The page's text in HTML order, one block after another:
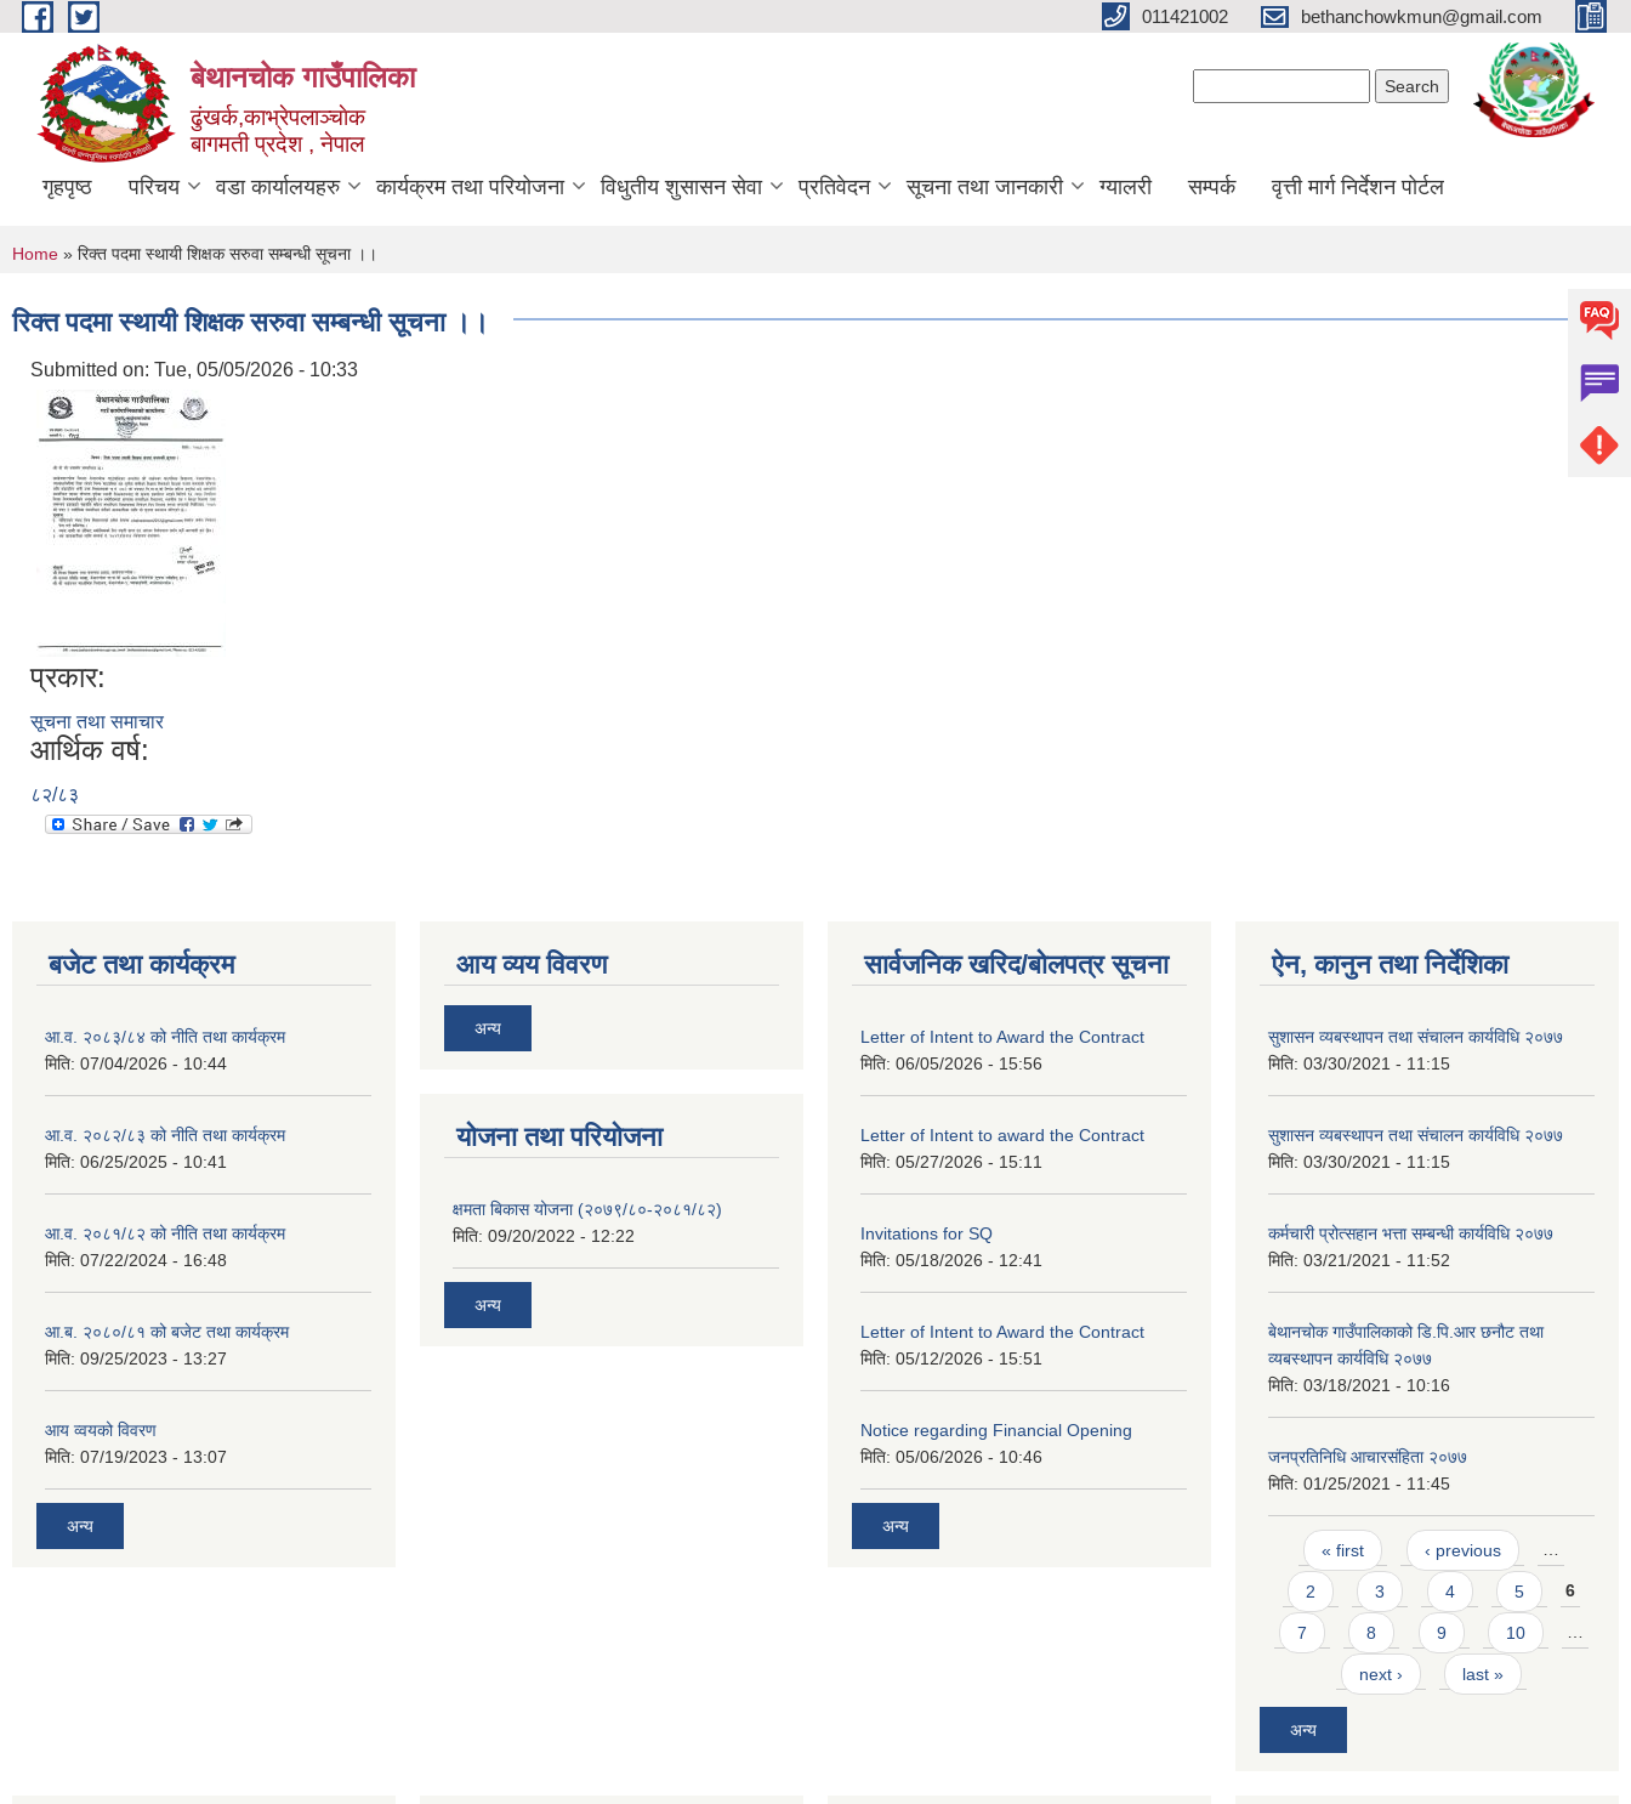
Skip to main content 011421002 bethanchowkmun@gmail.com
बेथानचोक गाउँपालिका
ढुंखर्क,काभ्रेपलाञ्चाेक
बागमती प्रदेश , नेपाल
गृहपृष्ठ परिचय वडा कार्यालयहरु कार्यक्रम तथा परियोजना विधुतीय शुसासन सेवा प्रतिवेदन सूचना तथा जानकारी ग्यालरी सम्पर्क वृत्ती मार्ग निर्देशन पोर्टल
You are here
Home » रिक्त पदमा स्थायी शिक्षक सरुवा सम्बन्धी सूचना ।।
रिक्त पदमा स्थायी शिक्षक सरुवा सम्बन्धी सूचना ।।
Submitted on: Tue, 05/05/2026 - 10:33
प्रकार:
सूचना तथा समाचार
आर्थिक वर्ष:
८२/८३
बजेट तथा कार्यक्रम
आ.व. २०८३/८४ को नीति तथा कार्यक्रम
मिति: 07/04/2026 - 10:44
आ.व. २०८२/८३ को नीति तथा कार्यक्रम
मिति: 06/25/2025 - 10:41
आ.व. २०८१/८२ को नीति तथा कार्यक्रम
मिति: 07/22/2024 - 16:48
आ.ब. २०८०/८१ को बजेट तथा कार्यक्रम
मिति: 09/25/2023 - 13:27
आय व्वयको विवरण
मिति: 07/19/2023 - 13:07
अन्य
आय व्यय विवरण
अन्य
याेजना तथा परियाेजना
क्षमता बिकास योजना (२०७९/८०-२०८१/८२)
मिति: 09/20/2022 - 12:22
अन्य
सार्वजनिक खरिद/बोलपत्र सूचना
Letter of Intent to Award the Contract
मिति: 06/05/2026 - 15:56
Letter of Intent to award the Contract
मिति: 05/27/2026 - 15:11
Invitations for SQ
मिति: 05/18/2026 - 12:41
Letter of Intent to Award the Contract
मिति: 05/12/2026 - 15:51
Notice regarding Financial Opening
मिति: 05/06/2026 - 10:46
अन्य
ऐन, कानुन तथा निर्देशिका
सुशासन व्यबस्थापन तथा संचालन कार्यविधि २०७७
मिति: 03/30/2021 - 11:15
सुशासन व्यबस्थापन तथा संचालन कार्यविधि २०७७
मिति: 03/30/2021 - 11:15
कर्मचारी प्रोत्सहान भत्ता सम्बन्धी कार्यविधि २०७७
मिति: 03/21/2021 - 11:52
बेथानचोक गाउँपालिकाको डि.पि.आर छनौट तथा
व्यबस्थापन कार्यविधि २०७७
मिति: 03/18/2021 - 10:16
जनप्रतिनिधि आचारसंहिता २०७७
मिति: 01/25/2021 - 11:45
Pages
« first ‹ previous …
2 3 4 5 6
7 8 9 10 …
next › last »
अन्य